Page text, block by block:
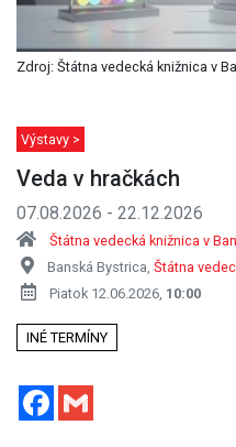
Zdroj: Štátna vedecká knižnica v
Výstavy >
Veda v hračkách
07.08.2026 - 22.12.2026
Štátna vedecká knižnica v
Banská Bystrica, Štátna
Piatok 12.06.2026, 10:00
INÉ TERMÍNY
Facebook